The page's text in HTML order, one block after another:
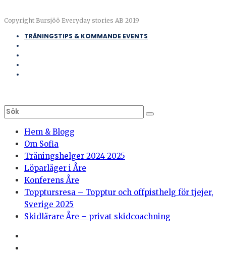
Copyright Bursjöö Everyday stories AB 2019
TRÄNINGSTIPS & KOMMANDE EVENTS
Hem & Blogg
Om Sofia
Träningshelger 2024-2025
Löparläger i Åre
Konferens Åre
Topptursresa – Topptur och offpisthelg för tjejer,
Sverige 2025
Skidlärare Åre – privat skidcoachning